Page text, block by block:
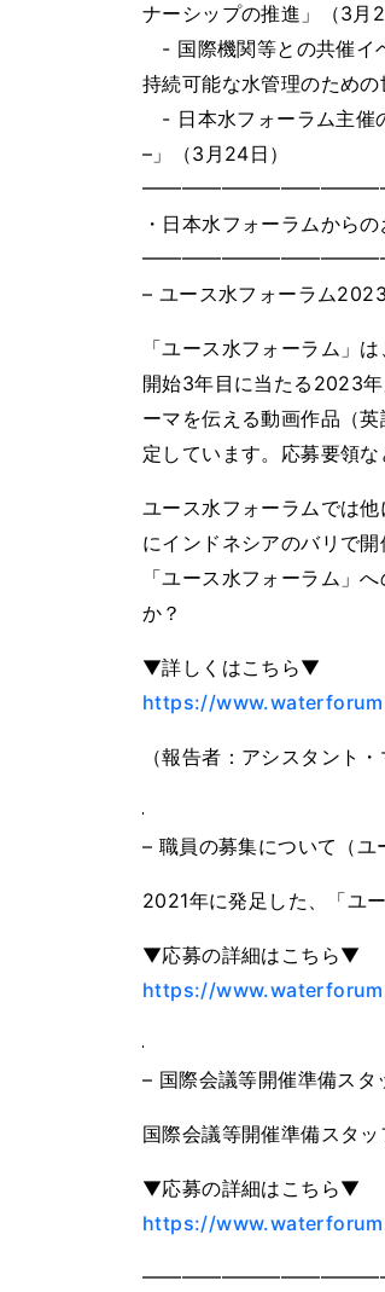
ナーシップの推進」（3月
- 国際機関等との共催イ
持続可能な水管理のため
- 日本水フォーラム主催
–」（3月24日）
・日本水フォーラムから
– ユース水フォーラム
「ユース水フォーラム」
開始3年目に当たる2023
ーマを伝える動画作品（
定しています。応募要領
ユース水フォーラムでは
にインドネシアのバリで
「ユース水フォーラム」
か？
▼詳しくはこちら▼
https://
（報告者：アシスタント
– 職員の募集について（ユ
2021年に発足した、「ユ
▼応募の詳細はこちら▼
https://
– 国際会議等開催準備ス
国際会議等開催準備スタッ
▼応募の詳細はこちら▼
https://